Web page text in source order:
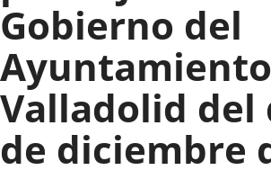
Gobierno del
Valladolid del
de diciembre